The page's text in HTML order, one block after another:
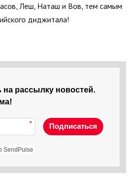
Леш, Наташ и Вов, тем самым
диджитала!
на рассылку новостей.
* Подписаться
SendPulse